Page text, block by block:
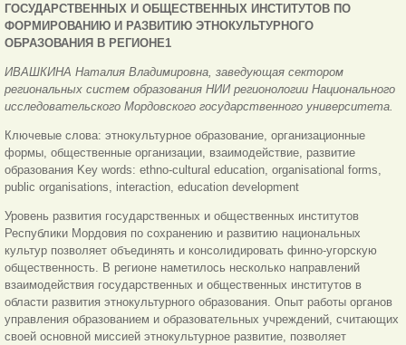
ГОСУДАРСТВЕННЫХ И ОБЩЕСТВЕННЫХ ИНСТИТУТОВ ПО
ФОРМИРОВАНИЮ И РАЗВИТИЮ ЭТНОКУЛЬТУРНОГО
ОБРАЗОВАНИЯ В РЕГИОНЕ1
ИВАШКИНА Наталия Владимировна, заведующая сектором
региональных систем образования НИИ регионологии Национального
исследовательского Мордовского государственного университета.
Ключевые слова: этнокультурное образование, организационные
формы, общественные организации, взаимодействие, развитие
образования Key words: ethno-cultural education, organisational forms,
public organisations, interaction, education development
Уровень развития государственных и общественных институтов
Республики Мордовия по сохранению и развитию национальных
культур позволяет объединять и консолидировать финно-угорскую
общественность. В регионе наметилось несколько направлений
взаимодействия государственных и общественных институтов в
области развития этнокультурного образования. Опыт работы органов
управления образованием и образовательных учреждений, считающих
своей основной миссией этнокультурное развитие, позволяет